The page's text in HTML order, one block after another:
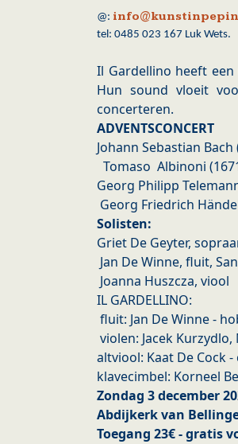
@:
tel: 0485 023 167 Luk Wets.
Il Gardellino heeft
Hun sound vloeit
concerteren.
ADVENTSCONCERT
Johann Sebastian Bach
Tomaso Albinoni
Georg Philipp
Georg Friedrich
Solisten:
Griet De Geyter,
Jan De Winne, fluit,
Joanna Huszcza, viool
IL GARDELLINO:
fluit: Jan De Winne -
violen: Jacek
altviool: Kaat De Cock
klavecimbel: Korneel
Zondag 3 december
Abdijkerk van
Toegang 23€ - gratis